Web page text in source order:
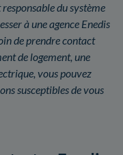
du système
à une agence Enedis
de prendre contact
de logement, une
vous pouvez
susceptibles de vous